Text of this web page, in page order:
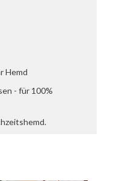
Hemd
- für 100%